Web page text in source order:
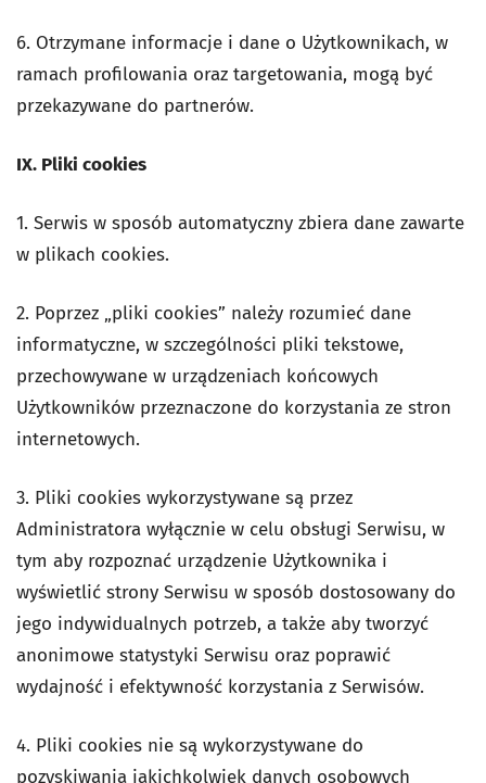
6. Otrzymane informacje i dane o Użytkownikach, w
ramach profilowania oraz targetowania, mogą być
przekazywane do partnerów.
IX. Pliki cookies
1. Serwis w sposób automatyczny zbiera dane zawarte
w plikach cookies.
2. Poprzez „pliki cookies” należy rozumieć dane
informatyczne, w szczególności pliki tekstowe,
przechowywane w urządzeniach końcowych
Użytkowników przeznaczone do korzystania ze stron
internetowych.
3. Pliki cookies wykorzystywane są przez
Administratora wyłącznie w celu obsługi Serwisu, w
tym aby rozpoznać urządzenie Użytkownika i
wyświetlić strony Serwisu w sposób dostosowany do
jego indywidualnych potrzeb, a także aby tworzyć
anonimowe statystyki Serwisu oraz poprawić
wydajność i efektywność korzystania z Serwisów.
4. Pliki cookies nie są wykorzystywane do
pozyskiwania jakichkolwiek danych osobowych